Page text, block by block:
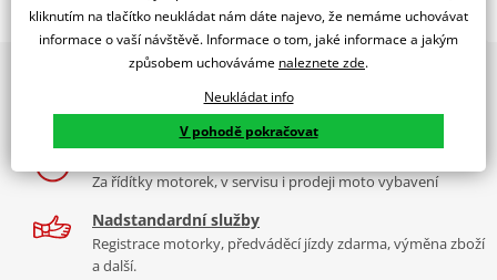
Jsme autorizovaný
dealer značky NGK
zapalovací svíčka Standard
NGK niklové zapalovací svíčkyjsou vybaveny speciálně
navrženou středovou elektrodou s V-drážkou, která zlepšuje
zapalitelnost směsi a snižuje zhášení plamene. Jádro z 98% čisté
mědi zajišťuje lepší odvod tepla pro spolehlivější starty a nižší
Závity válcované za studena zabraňují poškození závitu a
vzniku křížového závitu v hlavě válců
2x multibrand showroom
9 značek motocyklů, servis, oblečení, doplňky i náhradní
díly, to vše v Praze a Liberci
Za řídítky motorek, v servisu i prodeji moto vybavení
Nadstandardní služby
Registrace motorky, předváděcí jízdy zdarma, výměna zboží
a další.
kliknutím na tlačítko neukládat nám dáte najevo, že nemáme uchovávat
informace o vaší návštěvě. Informace o tom, jaké informace a jakým
způsobem uchováváme naleznete zde.
Neukládat info
V pohodě pokračovat